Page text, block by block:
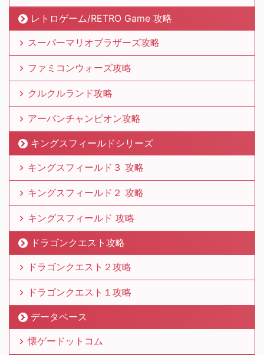
レトロゲーム/RETRO Game 攻略
スーパーマリオブラザーズ攻略
ファミコンウォーズ攻略
クルクルランド攻略
アーバンチャンピオン攻略
キングスフィールドシリーズ
キングスフィールド３ 攻略
キングスフィールド２ 攻略
キングスフィールド 攻略
ドラゴンクエスト攻略
ドラゴンクエスト２攻略
ドラゴンクエスト１攻略
データベース
懐ゲードットコム